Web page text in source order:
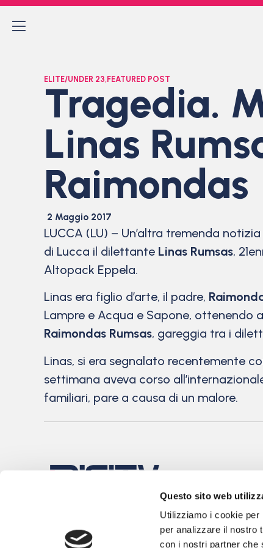
Questo sito web
Utilizziamo i cookie per
per analizzare il nostro
con i nostri partner che
ELITE/UNDER 23, FEATURED POST
Tragedia.
Linas
Raimondas
2 Maggio 2017
LUCCA (LU) – Un’altra tremenda
di Lucca il dilettante Linas Rumsas,
Altopack Eppela.
Linas era figlio d’arte, il padre,
Lampre e Acqua e Sapone, ottenendo
Raimondas Rumsas, gareggia tra i
Linas, si era segnalato recentemente
settimana aveva corso
familiari, pare a causa di un malore.